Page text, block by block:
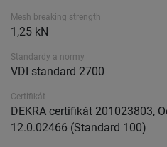
Mesh breaking strength
1,25 kN
Standardy a normy
VDI standard 2700
Certifikát
DEKRA certifikát 201023803,
12.0.02466 (Standard 100)